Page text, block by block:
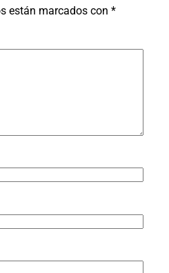
están marcados con *